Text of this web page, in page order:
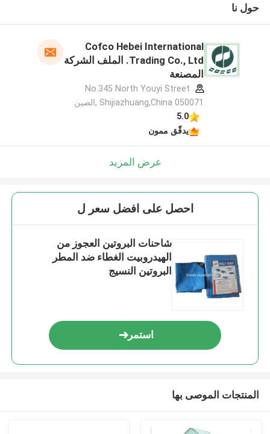
حول نا
Cofco Hebei International
Trading Co., Ltd. الملف الشركة
المصنعة
No.345 North Youyi Street
Shijiazhuang,China 050071 ,الصين
5.0
يدقّق ممون
عرض المزيد
احصل على افضل سعر ل
شاحنات البروتين العجوز من
الهيدروبيت الغطاء ضد المطر
البروتين النسيج
استمر
المنتجات الموصى بها